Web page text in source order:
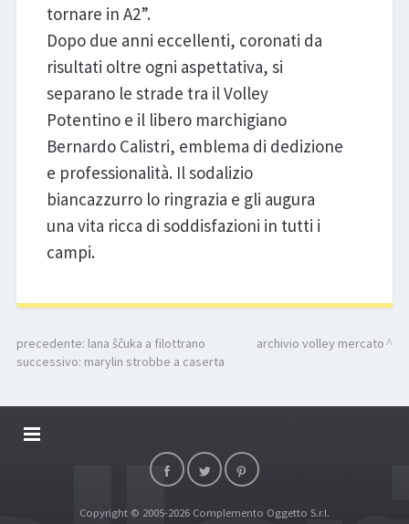
tornare in A2”.
Dopo due anni eccellenti, coronati da
risultati oltre ogni aspettativa, si
separano le strade tra il Volley
Potentino e il libero marchigiano
Bernardo Calistri, emblema di dedizione
e professionalità. Il sodalizio
biancazzurro lo ringrazia e gli augura
una vita ricca di soddisfazioni in tutti i
campi.
precedente: lana ŝĉuka a filottrano
successivo: marylin strobbe a caserta
archivio volley mercato
DALLARIVOLLEY SOSTIENE
TOP RICERCHECopyright © 2005-2026 Complemento Oggetto S.r.l.